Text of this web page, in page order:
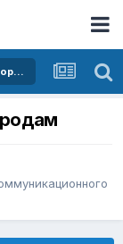
Покупка и продажа телекоммуникационного оборудования